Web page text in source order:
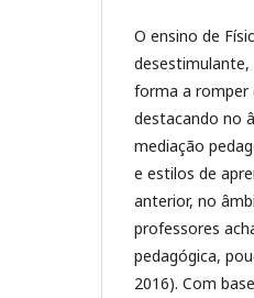
O ensino de
forma a romper
destacando no
mediação
e estilos de
anterior, no
professores
pedagógica,
2016). Com